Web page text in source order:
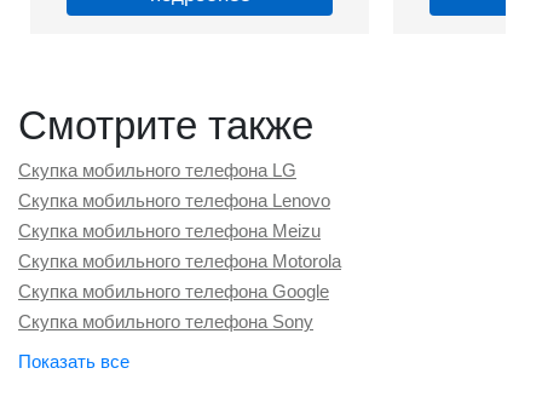
Смотрите также
Скупка мобильного телефона LG
Скупка мобильного телефона Lenovo
Скупка мобильного телефона Meizu
Скупка мобильного телефона Motorola
Скупка мобильного телефона Google
Скупка мобильного телефона Sony
Скупка мобильного телефона Vertu